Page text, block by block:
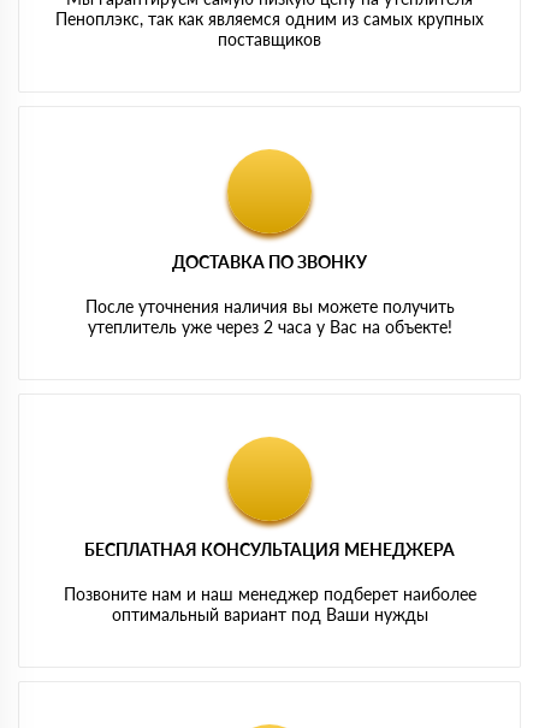
Пеноплэкс, так как являемся одним из самых крупных
поставщиков
ДОСТАВКА ПО ЗВОНКУ
После уточнения наличия вы можете получить
утеплитель уже через 2 часа у Вас на объекте!
БЕСПЛАТНАЯ КОНСУЛЬТАЦИЯ МЕНЕДЖЕРА
Позвоните нам и наш менеджер подберет наиболее
оптимальный вариант под Ваши нужды